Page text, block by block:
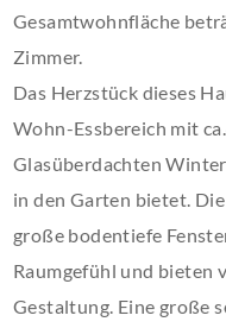
Gesamtwohnfläche
Zimmer.
Das Herzstück dieses
Wohn-Essbereich mit
Glasüberdachten
in den Garten bietet.
große bodentiefe
Raumgefühl und bieten
Gestaltung. Eine große